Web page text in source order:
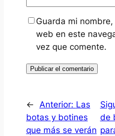
Guarda mi
web en este
vez que comente.
← Anterior: Las
botas y botines
que más se verán
de